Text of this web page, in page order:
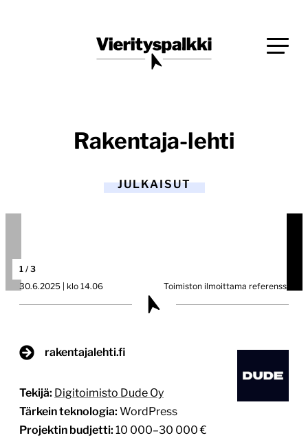
Vierityspalkki.fi
Rakentaja-lehti
JULKAISUT
1 / 3
30.6.2025 | klo 14.06
Toimiston ilmoittama referenssi
rakentajalehti.fi
Tekijä: Digitoimisto Dude Oy
Tärkein teknologia: WordPress
Projektin budjetti: 10 000–30 000 €